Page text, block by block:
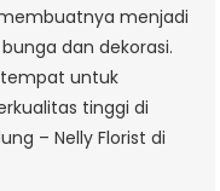
menjadi
dan dekorasi.
untuk
tinggi di
– Nelly Florist di